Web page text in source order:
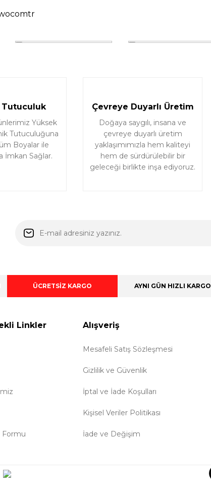
Tutuculuk
Yüksek
Tutuculuğuna
Boyalar ile
İmkan Sağlar.
Çevreye Duyarlı Üretim
Doğaya saygılı, insana ve
çevreye duyarlı üretim
yaklaşımımızla hem kaliteyi
hem de sürdürülebilir bir
geleceği birlikte inşa ediyoruz.
ÜCRETSİZ KARGO AYNI GÜN HIZLI KARGO
Linkler
Formu
Alışveriş
Mesafeli Satış Sözleşmesi
Gizlilik ve Güvenlik
İptal ve İade Koşulları
Kişisel Veriler Politikası
İade ve Değişim